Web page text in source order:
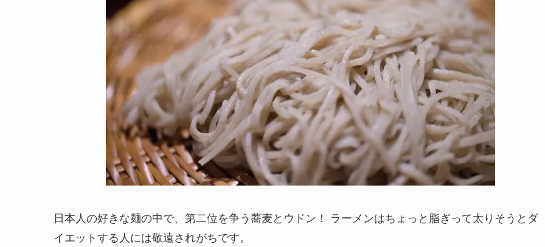
日本人の好きな麺の中で、第二位を争う蕎麦とウドン！ ラーメンはちょっと脂ぎって太りそうとダ
イエットする人には敬遠されがちです。